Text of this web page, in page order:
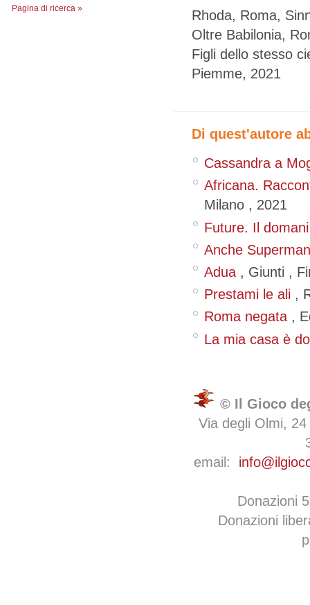
Pagina di ricerca »
Rhoda, Roma,
Oltre Babilonia,
Figli dello stesso
Piemme, 2021
Di quest'autore
Cassandra a
Africana.
Milano , 2021
Future. Il
Anche
Adua , Giunti ,
Prestami le ali ,
Roma negata ,
La mia casa è
© Il Gioco
Via degli Olmi,
email:
Donazioni
Donazioni